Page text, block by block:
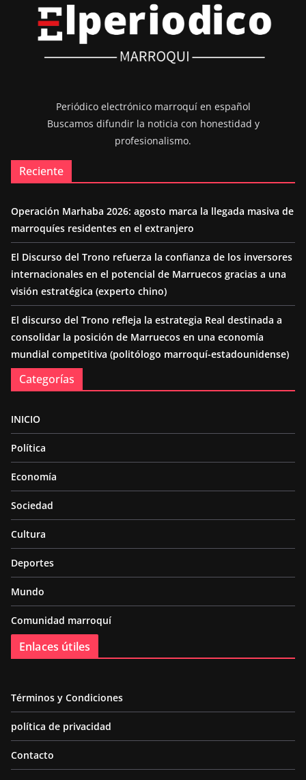
Periódico electrónico marroquí en español
Buscamos difundir la noticia con honestidad y
profesionalismo.
Reciente
Operación Marhaba 2026: agosto marca la llegada masiva de
marroquíes residentes en el extranjero
El Discurso del Trono refuerza la confianza de los inversores
internacionales en el potencial de Marruecos gracias a una
visión estratégica (experto chino)
El discurso del Trono refleja la estrategia Real destinada a
consolidar la posición de Marruecos en una economía
mundial competitiva (politólogo marroquí-estadounidense)
Categorías
INICIO
Política
Economía
Sociedad
Cultura
Deportes
Mundo
Comunidad marroquí
Enlaces útiles
Términos y Condiciones
política de privacidad
Contacto